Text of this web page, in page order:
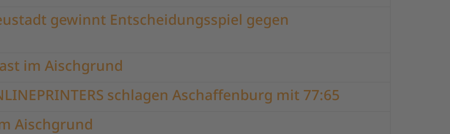
gewinnt Entscheidungsspiel gegen
im Aischgrund
schlagen Aschaffenburg mit 77:65
Aischgrund